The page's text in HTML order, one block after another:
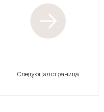
Следующая страница